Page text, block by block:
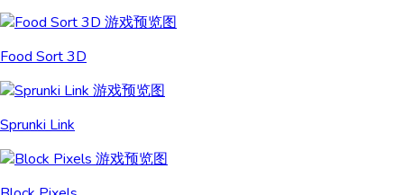
Food Sort 3D
Sprunki Link